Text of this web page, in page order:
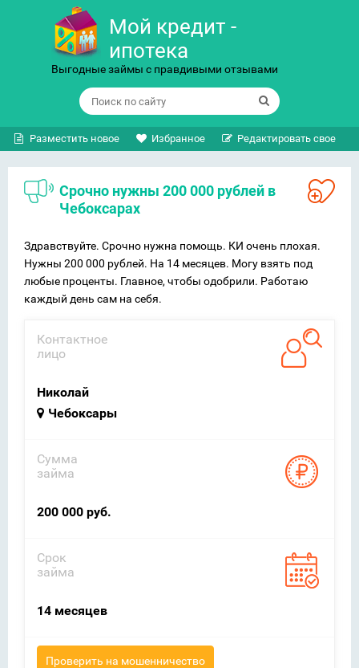
Мой кредит -
ипотека
Выгодные займы с правдивыми отзывами
Разместить новое Избранное Редактировать свое
Срочно нужны 200 000 рублей в
Чебоксарах
Здравствуйте. Срочно нужна помощь. КИ очень плохая.
Нужны 200 000 рублей. На 14 месяцев. Могу взять под
любые проценты. Главное, чтобы одобрили. Работаю
каждый день сам на себя.
Контактное
лицо
Николай
Чебоксары
Сумма
займа
200 000 руб.
Срок
займа
14 месяцев
Проверить на мошенничество